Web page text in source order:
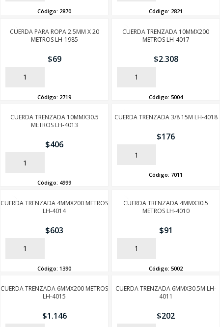
Código: 2870 Código: 2821
CUERDA PARA ROPA 2.5MM X 20
METROS LH-1985
$69
AÑADIR
Código: 2719
CUERDA TRENZADA 10MMX200
METROS LH-4017
$2.308
AÑADIR
Código: 5004
CUERDA TRENZADA 10MMX30.5
METROS LH-4013
$406
AÑADIR
Código: 4999
CUERDA TRENZADA 3/8 15M LH-4018
$176
AÑADIR
Código: 7011
CUERDA TRENZADA 4MMX200 METROS
LH-4014
$603
AÑADIR
Código: 1390
CUERDA TRENZADA 4MMX30.5
METROS LH-4010
$91
AÑADIR
Código: 5002
CUERDA TRENZADA 6MMX200 METROS
LH-4015
$1.146
CUERDA TRENZADA 6MMX30.5M LH-
4011
$202